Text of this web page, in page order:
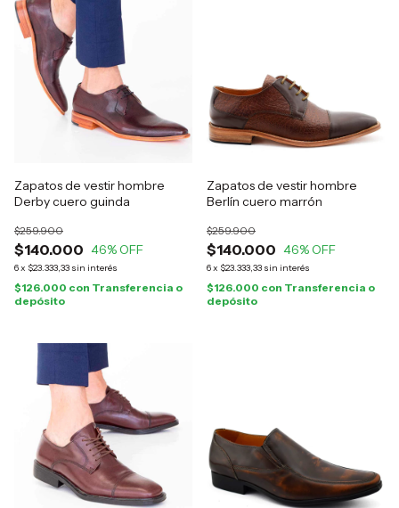
Zapatos de vestir hombre
Derby cuero guinda
$140.000
$259.900
46% OFF
6x $23.333,33 sin interés
$126.000 con Transferencia o
depósito
Zapatos de vestir hombre
Berlín cuero marrón
$140.000
$259.900
46% OFF
6x $23.333,33 sin interés
$126.000 con Transferencia o
depósito